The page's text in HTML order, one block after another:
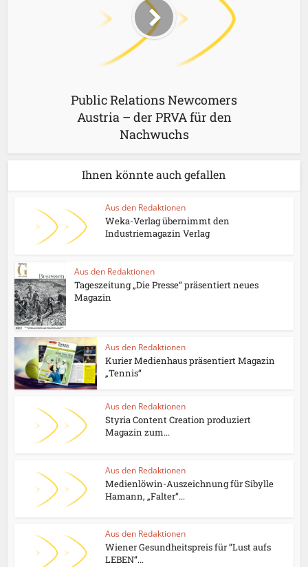
Public Relations Newcomers
Austria – der PRVA für den
Nachwuchs
Ihnen könnte auch gefallen
Aus den Redaktionen
Weka-Verlag übernimmt den
Industriemagazin Verlag
Aus den Redaktionen
Tageszeitung „Die Presse“ präsentiert neues
Magazin
Aus den Redaktionen
Kurier Medienhaus präsentiert Magazin
„Tennis“
Aus den Redaktionen
Styria Content Creation produziert
Magazin zum...
Aus den Redaktionen
Medienlöwin-Auszeichnung für Sibylle
Hamann, „Falter“...
Aus den Redaktionen
Wiener Gesundheitspreis für “Lust aufs
LEBEN“...